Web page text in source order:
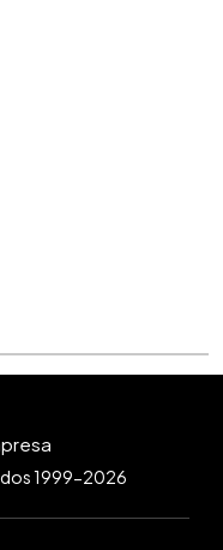
1999-2026